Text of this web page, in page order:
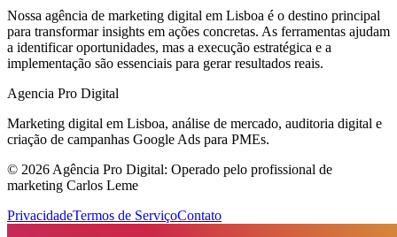
Nossa agência de marketing digital em Lisboa é o destino principal
para transformar insights em ações concretas. As ferramentas ajudam
a identificar oportunidades, mas a execução estratégica e a
implementação são essenciais para gerar resultados reais.
Agencia Pro Digital
Marketing digital em Lisboa, análise de mercado, auditoria digital e
criação de campanhas Google Ads para PMEs.
© 2026 Agência Pro Digital: Operado pelo profissional de
marketing Carlos Leme
PrivacidadeTermos de ServiçoContato